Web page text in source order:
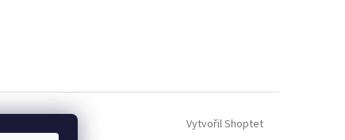
Vytvořil Shoptet